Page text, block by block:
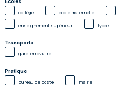
collège école maternelle
enseignement supérieur lycée
Transports
gare ferroviaire
Pratique
bureau de poste mairie